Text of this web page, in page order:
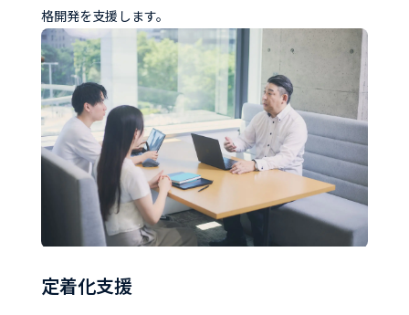
格開発を支援します。
定着化支援